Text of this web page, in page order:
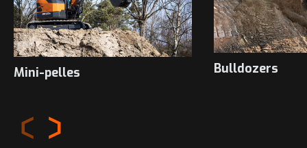
Mini-pelles Bulldozers